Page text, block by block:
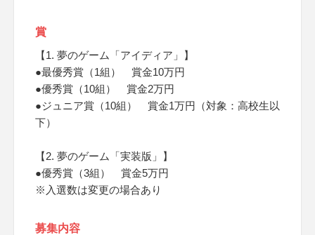
賞
【1. 夢のゲーム「アイディア」】
●最優秀賞（1組） 賞金10万円
●優秀賞（10組） 賞金2万円
●ジュニア賞（10組） 賞金1万円（対象：高校生以
下）
【2. 夢のゲーム「実装版」】
●優秀賞（3組） 賞金5万円
※入選数は変更の場合あり
募集内容